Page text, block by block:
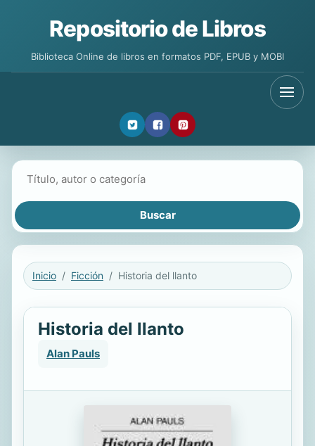
Repositorio de Libros
Biblioteca Online de libros en formatos PDF, EPUB y MOBI
Inicio Ficción Historia del llanto
Historia del llanto
Alan Pauls